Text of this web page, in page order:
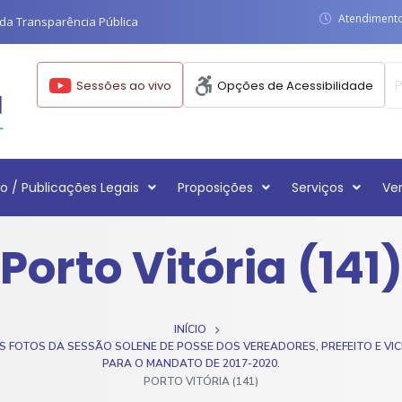
Transparência Pública
Sessões ao vivo Opções de Acessibilidade
/ Publicações Legais Proposições Serviços
Porto Vitória (141)
INÍCIO
FOTOS DA SESSÃO SOLENE DE POSSE DOS VEREADORES, PREFEITO E
PARA O MANDATO DE 2017-2020.
PORTO VITÓRIA (141)